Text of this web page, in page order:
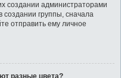
создании администраторами
группы, сначала
отправить ему личное
разные цвета?